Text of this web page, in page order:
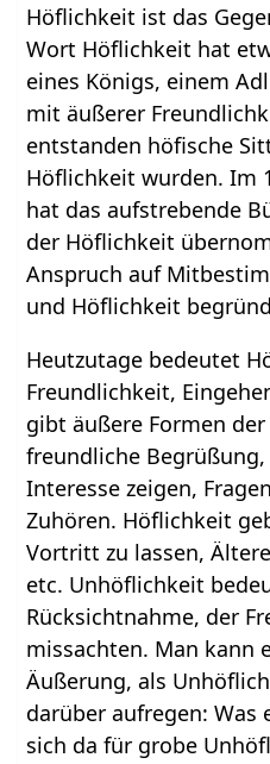
Höflichkeit ist das
Wort Höflichkeit hat
eines Königs, einem
mit äußerer
entstanden höfische
Höflichkeit wurden. Im
hat das aufstrebende
der Höflichkeit
Anspruch auf
und Höflichkeit
Heutzutage bedeutet
Freundlichkeit,
gibt äußere Formen
freundliche
Interesse zeigen,
Zuhören. Höflichkeit
Vortritt zu lassen,
etc. Unhöflichkeit
Rücksichtnahme, der
missachten. Man kann
Äußerung, als
darüber aufregen: Was
sich da für grobe